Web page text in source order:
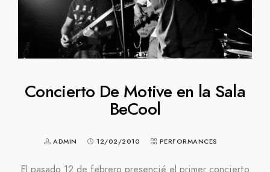
Concierto De Motive en la Sala
BeCool
ADMIN 12/02/2010 PERFORMANCES